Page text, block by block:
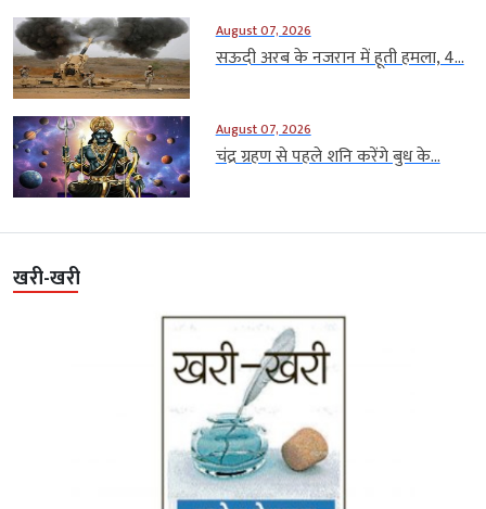
August 07, 2026
सऊदी अरब के नजरान में हूती हमला, 4...
August 07, 2026
चंद्र ग्रहण से पहले शनि करेंगे बुध के...
खरी-खरी